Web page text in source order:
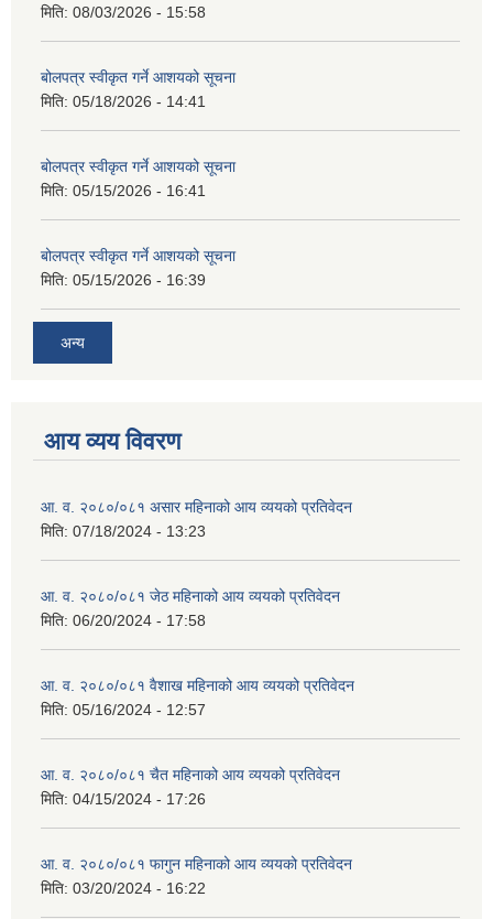
मिति: 08/03/2026 - 15:58
बोलपत्र स्वीकृत गर्ने आशयको सूचना
मिति: 05/18/2026 - 14:41
बोलपत्र स्वीकृत गर्ने आशयको सूचना
मिति: 05/15/2026 - 16:41
बोलपत्र स्वीकृत गर्ने आशयको सूचना
मिति: 05/15/2026 - 16:39
अन्य
आय व्यय विवरण
आ. व. २०८०/०८१ असार महिनाको आय व्ययको प्रतिवेदन
मिति: 07/18/2024 - 13:23
आ. व. २०८०/०८१ जेठ महिनाको आय व्ययको प्रतिवेदन
मिति: 06/20/2024 - 17:58
आ. व. २०८०/०८१ वैशाख महिनाको आय व्ययको प्रतिवेदन
मिति: 05/16/2024 - 12:57
आ. व. २०८०/०८१ चैत महिनाको आय व्ययको प्रतिवेदन
मिति: 04/15/2024 - 17:26
आ. व. २०८०/०८१ फागुन महिनाको आय व्ययको प्रतिवेदन
मिति: 03/20/2024 - 16:22